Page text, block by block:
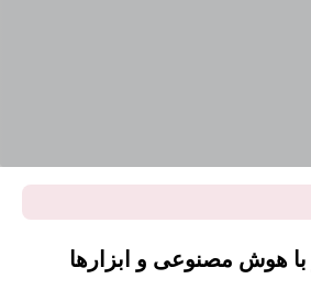
هوش مصنوعی و ابزارها